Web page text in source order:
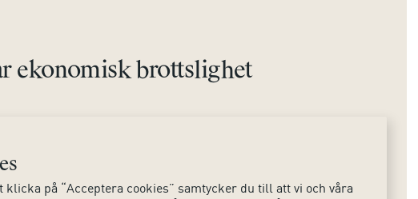
klicka på “Acceptera cookies” samtycker du till att vi och våra
ekonomisk brottslighet
webbplats